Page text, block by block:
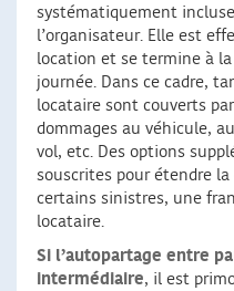
systématiquement
l’organisateur. Elle est
location et se termine à
journée. Dans ce cadre,
locataire sont couverts
dommages au véhicule,
vol, etc. Des options
souscrites pour étendre
certains sinistres, une
locataire.
Si l’autopartage entre
intermédiaire, il est